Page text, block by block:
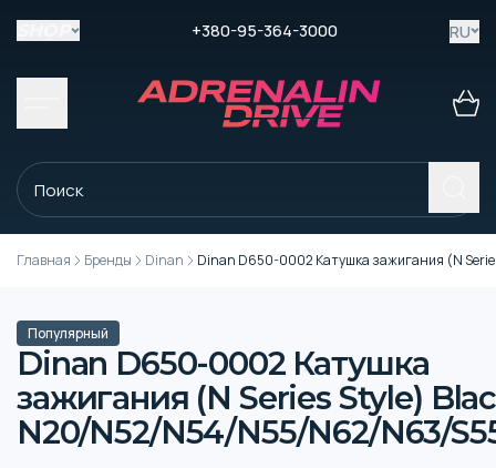
+380-95-364-3000 RU
Главная Бренды Dinan Dinan D650-0002 Катушка зажигания (N
Популярный
Dinan D650-0002 Катушка
зажигания (N Series Style)
N20/N52/N54/N55/N62/N63/